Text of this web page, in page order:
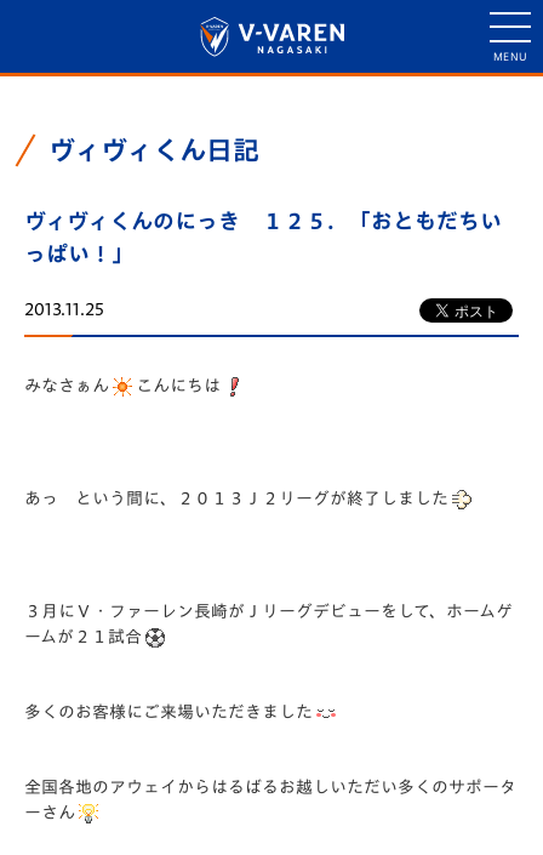
ヴィヴィくん日記
ヴィヴィくんのにっき １２５．「おともだちい
っぱい！」
2013.11.25
みなさぁん こんにちは
あっ という間に、２０１３Ｊ２リーグが終了しました
３月にＶ・ファーレン長崎がＪリーグデビューをして、ホームゲ
ームが２１試合
多くのお客様にご来場いただきました
全国各地のアウェイからはるばるお越しいただい多くのサポータ
ーさん